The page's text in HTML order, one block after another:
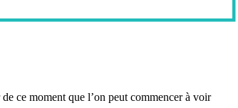
ce moment que l’on peut commencer à voir